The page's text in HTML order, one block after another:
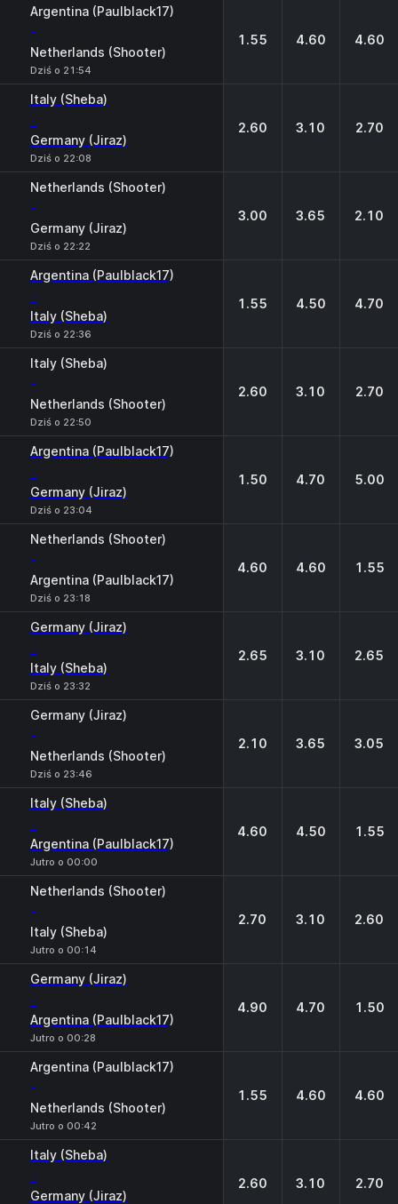
Argentina (Paulblack17)
-
Netherlands (Shooter)
Dziś o 21:54
1.55 4.60 4.60
Italy (Sheba)
-
Germany (Jiraz)
Dziś o 22:08
2.60 3.10 2.70
Netherlands (Shooter)
-
Germany (Jiraz)
Dziś o 22:22
3.00 3.65 2.10
Argentina (Paulblack17)
-
Italy (Sheba)
Dziś o 22:36
1.55 4.50 4.70
Italy (Sheba)
-
Netherlands (Shooter)
Dziś o 22:50
2.60 3.10 2.70
Argentina (Paulblack17)
-
Germany (Jiraz)
Dziś o 23:04
1.50 4.70 5.00
Netherlands (Shooter)
-
Argentina (Paulblack17)
Dziś o 23:18
4.60 4.60 1.55
Germany (Jiraz)
-
Italy (Sheba)
Dziś o 23:32
2.65 3.10 2.65
Germany (Jiraz)
-
Netherlands (Shooter)
Dziś o 23:46
2.10 3.65 3.05
Italy (Sheba)
-
Argentina (Paulblack17)
Jutro o 00:00
4.60 4.50 1.55
Netherlands (Shooter)
-
Italy (Sheba)
Jutro o 00:14
2.70 3.10 2.60
Germany (Jiraz)
-
Argentina (Paulblack17)
Jutro o 00:28
4.90 4.70 1.50
Argentina (Paulblack17)
-
Netherlands (Shooter)
Jutro o 00:42
1.55 4.60 4.60
Italy (Sheba)
-
Germany (Jiraz)
2.60 3.10 2.70